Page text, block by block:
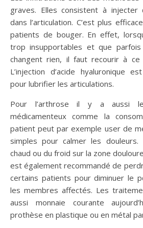
graves. Elles consistent à injecter
dans l’articulation. C’est plus
patients de bouger. En effet,
trop insupportables et que parfois
changent rien, il faut recourir à ce
L’injection d’acide hyaluronique
pour lubrifier les articulations.
Pour l’arthrose il y a aussi
médicamenteux comme la
patient peut par exemple user de
simples pour calmer les
chaud ou du froid sur la zone
est également recommandé de
certains patients pour diminuer le
les membres affectés. Les
aussi monnaie courante
prothèse en plastique ou en métal